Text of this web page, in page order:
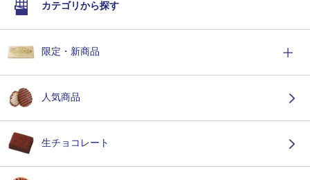
カテゴリから探す
限定・新商品
人気商品
生チョコレート